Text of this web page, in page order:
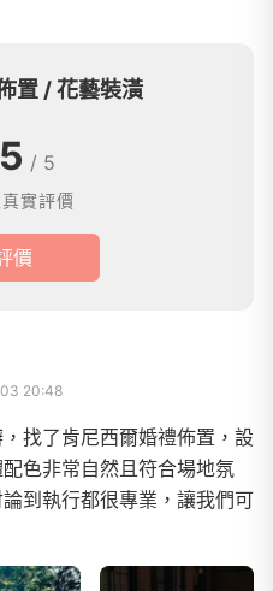
置 / 花藝裝潢
5 / 5
實評價
價
20:48
找了肯尼西爾婚禮佈置，設
色非常自然且符合場地氛
到執行都很專業，讓我們可